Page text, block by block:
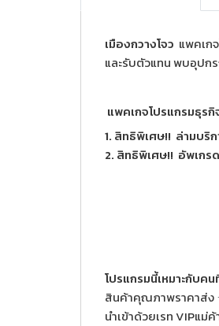
เมืองกวางโจว แพคเก
และรับตัวแทน พบอุปก
แพคเกจโปรแกรมธุรกิ
1. สิทธิพิเศษ!! ล่ามบริ
2. สิทธิพิเศษ!! อัพเกร
โปรแกรมนี้เหมาะกับค
สินค้าคุณภาพราคาส่ง
นำเข้าด้วยเรท VIPแม่